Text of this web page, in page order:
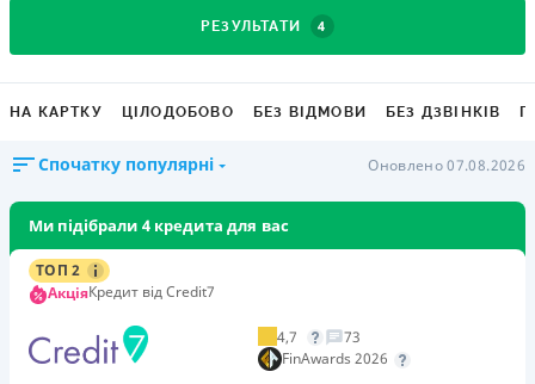
РЕЗУЛЬТАТИ 4
НА КАРТКУ ЦІЛОДОБОВО БЕЗ ВІДМОВИ БЕЗ ДЗВІНКІВ
Спочатку популярні Оновлено 07.08.2026
Ми підібрали 4 кредита для вас
ТОП 2
АкціяКредит від Credit7
4,7
73
FinAwards 2026